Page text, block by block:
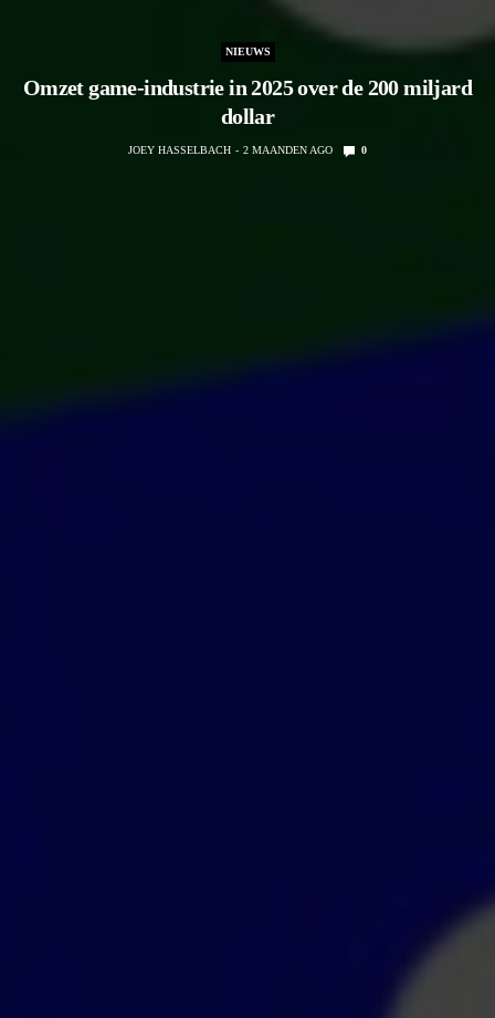
NIEUWS
Omzet game-industrie in 2025 over de 200 miljard
dollar
JOEY HASSELBACH 2 MAANDEN AGO 0